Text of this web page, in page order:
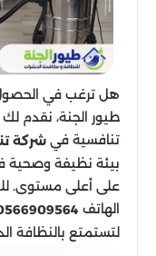
هل ترغب في
طيور الجنة، نقدم
تنافسية في شركة
بيئة نظيفة وصحية
على أعلى مستوى.
الهاتف
لتستمتع بالنظافة